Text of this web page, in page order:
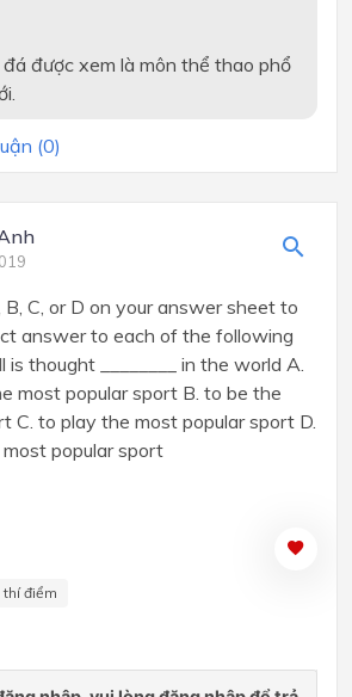
được xem là môn thể thao phổ
(0)
C, or D on your answer sheet to
answer to each of the following
is thought ________ in the world A.
most popular sport B. to be the
C. to play the most popular sport D.
popular sport
điểm